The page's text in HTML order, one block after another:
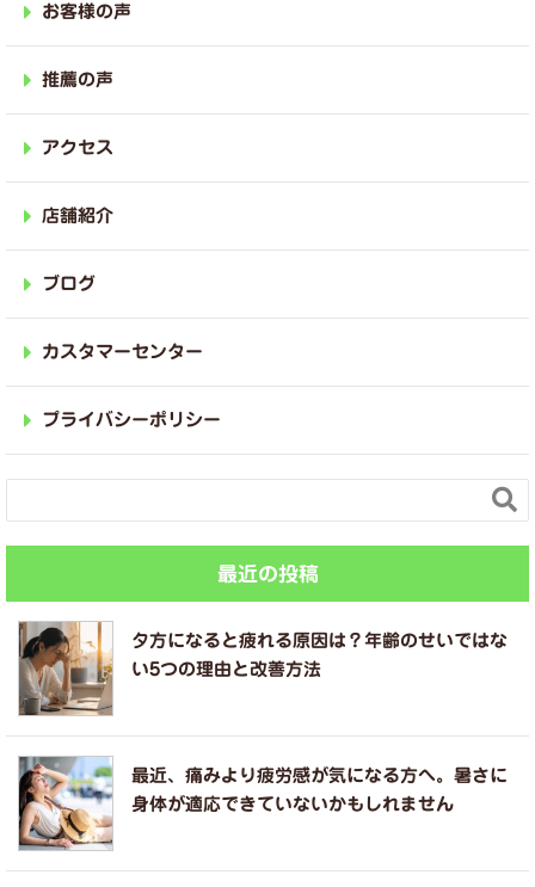
お客様の声
推薦の声
アクセス
店舗紹介
ブログ
カスタマーセンター
プライバシーポリシー

最近の投稿
夕方になると疲れる原因は？年齢のせいではな
い5つの理由と改善方法
最近、痛みより疲労感が気になる方へ。暑さに
身体が適応できていないかもしれません